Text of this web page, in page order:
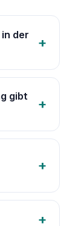
der
gibt